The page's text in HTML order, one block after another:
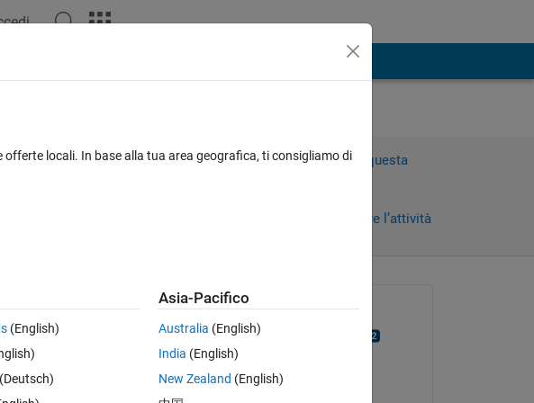
Accedi per rispondere a questa
Accedi per seguire l’attività
Mostra commenti meno recenti
Online
Richiesto:
Rostislav Teryaev
il 23 Mag 2018
Commentato:
locali. In base alla tua area geografica, ti consigliamo di
(English)
(Deutsch)
Asia-Pacifico
Australia (English)
India (English)
New Zealand (English)